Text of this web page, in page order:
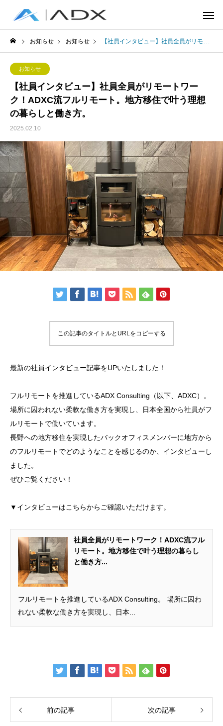
お知らせ お知らせ 【社員インタビュー】社員全員がリモートワーク！ADXC流フルリモート。地方移住で叶う理想の暮らしと働き方。
お知らせ
【社員インタビュー】社員全員がリモートワー
ク！ADXC流フルリモート。地方移住で叶う理想
の暮らしと働き方。
2025.02.10
この記事のタイトルとURLをコピーする
最新の社員インタビュー記事をUPいたしました！
フルリモートを推進しているADX Consulting（以下、ADXC）。
場所に囚われない柔軟な働き方を実現し、日本全国から社員がフ
ルリモートで働いています。
長野への地方移住を実現したバックオフィスメンバーに地方から
のフルリモートでどのようなことを感じるのか、インタビューし
ました。
ぜひご覧ください！
▼インタビューはこちらからご確認いただけます。
社員全員がリモートワーク！ADXC流フル
リモート。地方移住で叶う理想の暮らし
と働き方...
フルリモートを推進しているADX Consulting。 場所に囚わ
れない柔軟な働き方を実現し、日本...
前の記事 次の記事